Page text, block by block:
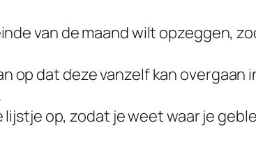
van de maand wilt opzeggen,
op dat deze vanzelf kan
lijstje op, zodat je weet waar je